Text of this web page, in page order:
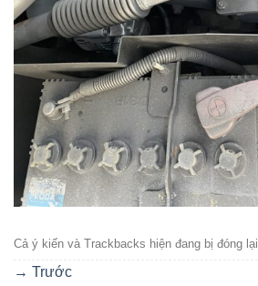
Cả ý kiến ​​và Trackbacks hiện đang bị đóng lại.
→ Trước